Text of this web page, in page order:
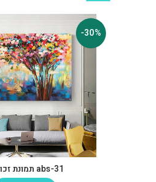
-30%
abs-31 תמונת זכוכית